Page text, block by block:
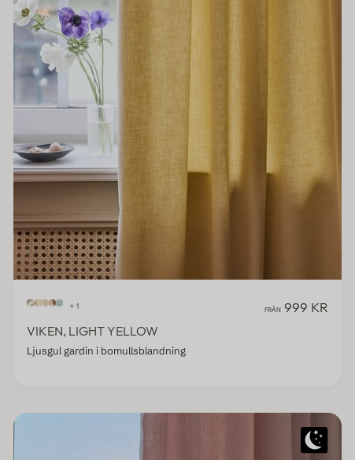
+ 1
VIKEN, LIGHT YELLOW
Ljusgul gardin i bomullsblandning
FRÅN 999 KR